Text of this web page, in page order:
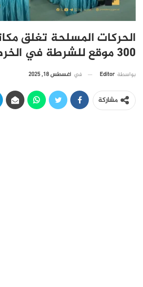
الحركات المسلحة تغلق
300 موقع للشرطة في الخرطوم
بواسطة Editor في أغسطس 18, 2025
مشاركة